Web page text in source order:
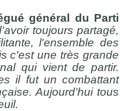
général du Parti
toujours partagé,
l'ensemble des
c'est une très grande
qui vient de partir.
il fut un combattant
Aujourd'hui tous